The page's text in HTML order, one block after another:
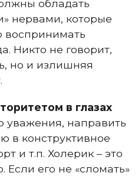
обладать
нервами, которые
воспринимать
Никто не говорит,
но и излишняя
в глазах
уважения, направить
в конструктивное
и т.п. Холерик – это
его не «сломать»